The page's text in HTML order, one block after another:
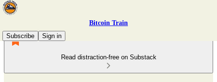
Bitcoin Train
Subscribe
Sign in
Read distraction-free on Substack